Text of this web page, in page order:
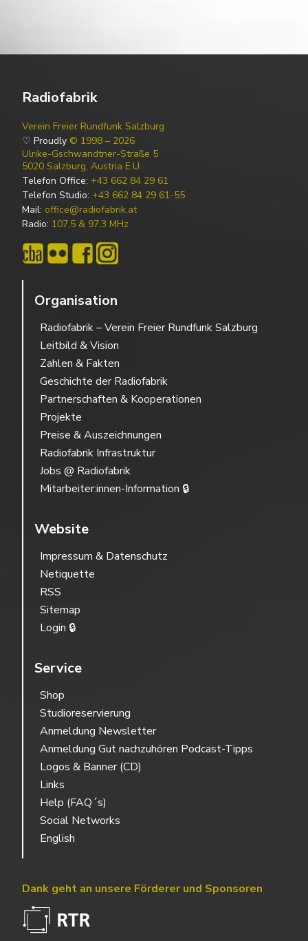
Radiofabrik
Verein Freier Rundfunk Salzburg
♡ Proudly © 1998 – 2026
Ulrike-Gschwandtner-Straße 5
5020 Salzburg, Austria E.U.
Telefon Office: +43 662 84 29 61
Telefon Studio: +43 662 84 29 61-55
Mail: office@radiofabrik.at
Radio: 107,5 & 97,3 MHz
Organisation
Radiofabrik – Verein Freier Rundfunk Salzburg
Leitbild & Vision
Zahlen & Fakten
Geschichte der Radiofabrik
Partnerschaften & Kooperationen
Projekte
Preise & Auszeichnungen
Radiofabrik Infrastruktur
Jobs @ Radiofabrik
Mitarbeiter:innen-Information 🔒
Website
Impressum & Datenschutz
Netiquette
RSS
Sitemap
Login 🔒
Service
Shop
Studioreservierung
Anmeldung Newsletter
Anmeldung Gut nachzuhören Podcast-Tipps
Logos & Banner (CD)
Links
Help (FAQ´s)
Social Networks
English
Dank geht an unsere Förderer und Sponsoren